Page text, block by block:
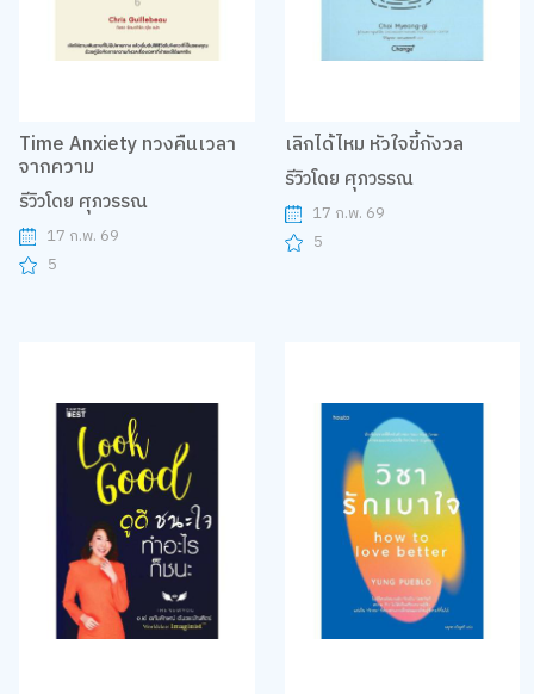
Time Anxiety ทวงคืนเวลา
จากความ
รีวิวโดย ศุภวรรณ
17 ก.พ. 69
5
เลิกได้ไหม หัวใจขี้กังวล
รีวิวโดย ศุภวรรณ
17 ก.พ. 69
5